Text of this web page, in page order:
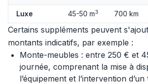
Luxe 45-50 m3 700 km
Certains suppléments peuvent
montants indicatifs, par exemple :
Monte-meubles : entre 250 € et
journée, comprenant la mise à
l’équipement et l’intervention